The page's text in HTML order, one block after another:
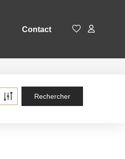
Contact